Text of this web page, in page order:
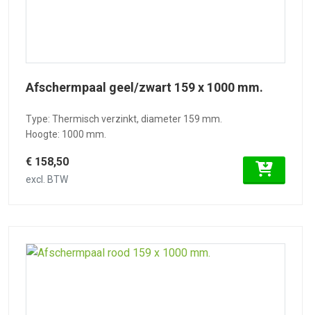
Afschermpaal geel/zwart 159 x 1000 mm.
Type: Thermisch verzinkt, diameter 159 mm.
Hoogte: 1000 mm.
€ 158,50
excl. BTW